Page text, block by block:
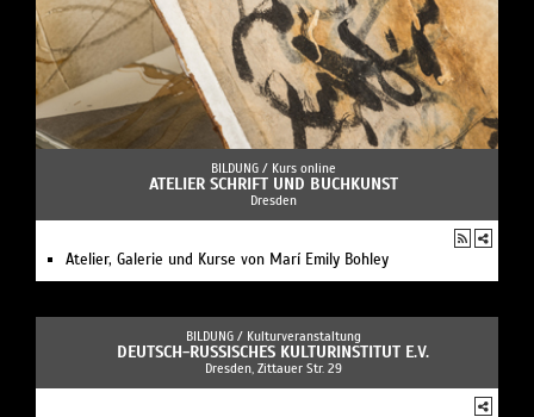
BILDUNG / Kurs online
ATELIER SCHRIFT UND BUCHKUNST
Dresden
Atelier, Galerie und Kurse von Marí Emily Bohley
BILDUNG / Kulturveranstaltung
DEUTSCH-RUSSISCHES KULTURINSTITUT E.V.
Dresden, Zittauer Str. 29